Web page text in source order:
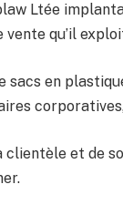
Ltée
qu’il
sacs en
corporatives,
clientèle et de